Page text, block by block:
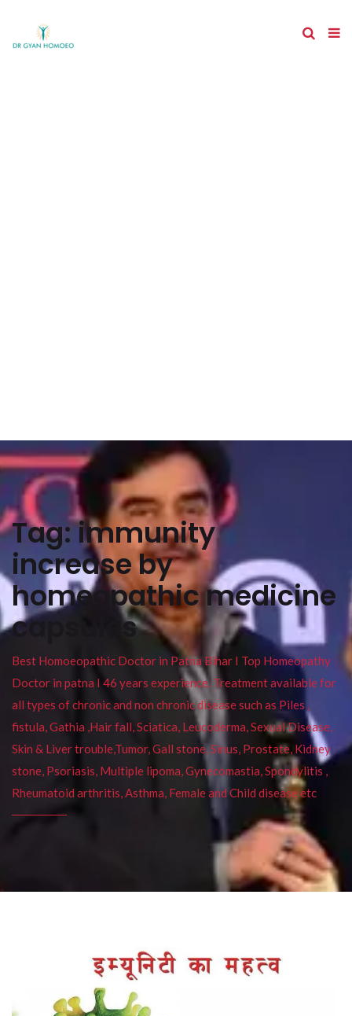
Tag:immunity
increase by
homeopathic medicine
capsules
Best Homoeopathic Doctor in Patna Bihar I Top Homeopathy
Doctor in patna I 46 years experience. Treatment available for
all types of chronic and non chronic disease such as Piles ,
fistula, Gathia ,Hair fall, Sciatica, Leucoderma, Sexual Disease,
Skin & Liver trouble,Tumor, Gall stone, Sinus, Prostate, Kidney
stone, Psoriasis, Multiple lipoma, Gynecomastia, Spondylitis ,
Rheumatoid arthritis, Asthma, Female and Child disease etc